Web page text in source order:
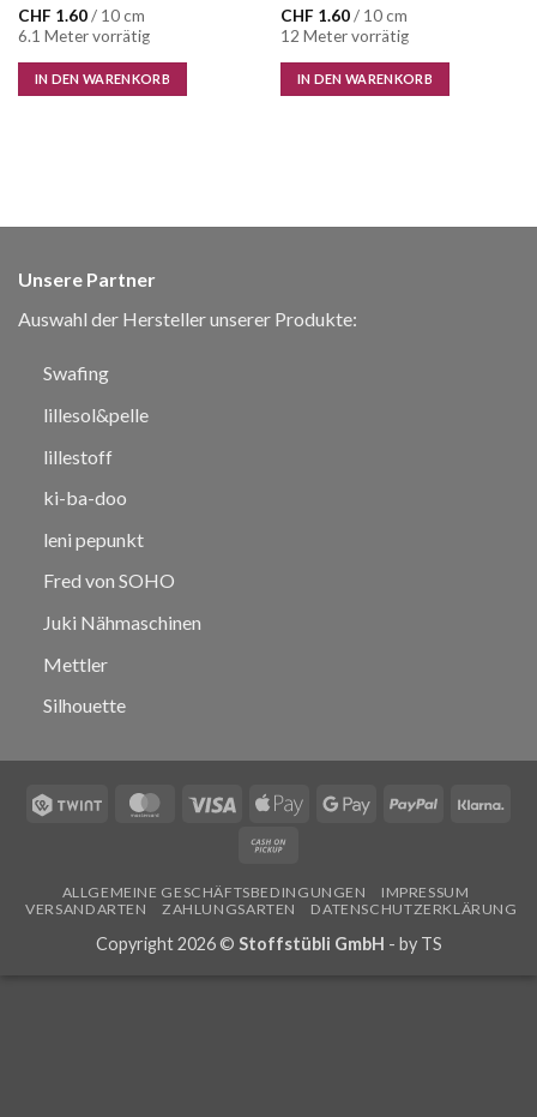
CHF 1.60/ 10 cm
6.1 Meter vorrätig
IN DEN WARENKORB
CHF 1.60/ 10 cm
12 Meter vorrätig
IN DEN WARENKORB
Unsere Partner
Auswahl der Hersteller unserer Produkte:
Swafing
lillesol&pelle
lillestoff
ki-ba-doo
leni pepunkt
Fred von SOHO
Juki Nähmaschinen
Mettler
Silhouette
Twint MasterCard
Visa
Apple
Google PayPal
Pickup
ALLGEMEINE GESCHÄFTSBEDINGUNGEN
IMPRESSUM
VERSANDARTEN
ZAHLUNGSARTEN DATENSCHUTZERKLÄRUNG
Copyright 2026 © Stoffstübli GmbH - by TS